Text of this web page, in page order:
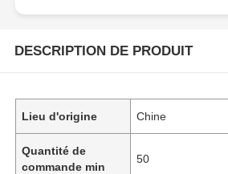
DESCRIPTION DE PRODUIT
Lieu d'origine Chine
Quantité de
commande min
50